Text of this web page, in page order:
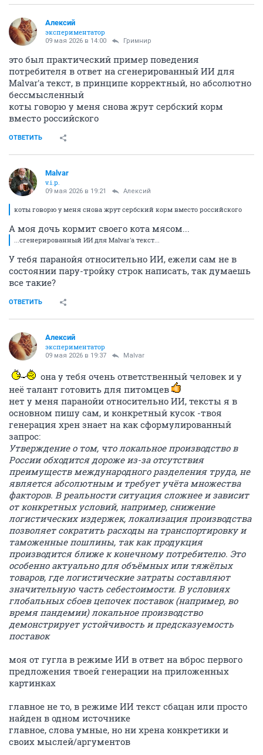
Алексий
экспериментатор
09 мая 2026 в 14:00 Гримнир
это был практический пример поведения
потребителя в ответ на сгенерированный ИИ для
Malvar'а текст, в принципе корректный, но абсолютно
бессмысленный
коты говорю у меня снова жрут сербский корм
вместо российского
ОТВЕТИТЬ
Malvar
v.i.p.
09 мая 2026 в 19:21 Алексий
коты говорю у меня снова жрут сербский корм вместо российского
А моя дочь кормит своего кота мясом...
...сгенерированный ИИ для Malvar'а текст...
У тебя паранойя относительно ИИ, ежели сам не в
состоянии пару-тройку строк написать, так думаешь
все такие?
ОТВЕТИТЬ
Алексий
экспериментатор
09 мая 2026 в 19:37 Malvar
она у тебя очень ответственный человек и у
неё талант готовить для питомцев
нет у меня паранойи относительно ИИ, тексты я в
основном пишу сам, и конкретный кусок -твоя
генерация хрен знает на как сформулированный
запрос:
Утверждение о том, что локальное производство в
России обходится дороже из-за отсутствия
преимуществ международного разделения труда, не
является абсолютным и требует учёта множества
факторов. В реальности ситуация сложнее и зависит
от конкретных условий, например, снижение
логистических издержек, локализация производства
позволяет сократить расходы на транспортировку и
таможенные пошлины, так как продукция
производится ближе к конечному потребителю. Это
особенно актуально для объёмных или тяжёлых
товаров, где логистические затраты составляют
значительную часть себестоимости. В условиях
глобальных сбоев цепочек поставок (например, во
время пандемии) локальное производство
демонстрирует устойчивость и предсказуемость
поставок
моя от гугла в режиме ИИ в ответ на вброс первого
предложения твоей генерации на приложенных
картинках
главное не то, в режиме ИИ текст сбацан или просто
найден в одном источнике
главное, слова умные, но ни хрена конкретики и
своих мыслей/аргументов